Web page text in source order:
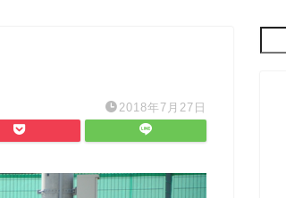
2018年7月27日